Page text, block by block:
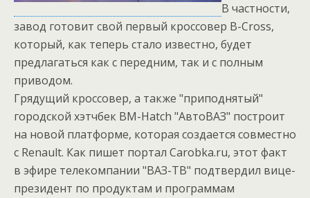
В частности,
завод готовит свой первый кроссовер B-Cross,
который, как теперь стало известно, будет
предлагаться как с передним, так и с полным
приводом.
Грядущий кроссовер, а также "приподнятый"
городской хэтчбек BM-Hatch "АвтоВАЗ" построит
на новой платформе, которая создается совместно
с Renault. Как пишет портал Carobka.ru, этот факт
в эфире телекомпании "ВАЗ-ТВ" подтвердил вице-
президент по продуктам и программам